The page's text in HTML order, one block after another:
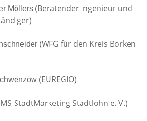
Möllers (Beratender Ingenieur und
(WFG für den Kreis Borken
(EUREGIO)
StadtMarketing Stadtlohn e. V.)